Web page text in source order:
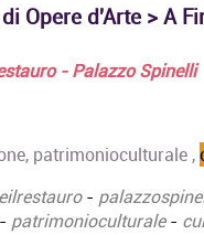
Opere d'Arte > A
- Palazzo Spinelli
patrimonioculturale ,
-
patrimonioculturale-